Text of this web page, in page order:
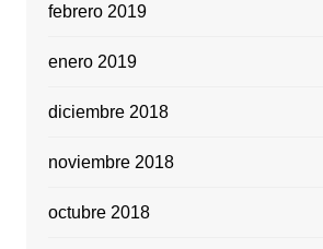
febrero 2019
enero 2019
diciembre 2018
noviembre 2018
octubre 2018